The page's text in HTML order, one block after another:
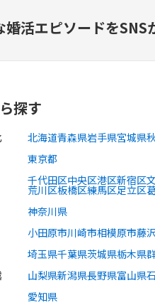
婚活エピソードをSNS
探す
北海道青森県岩手県宮城県
東京都
千代田区中央区港区新宿区
荒川区板橋区練馬区足立区
神奈川県
小田原市川崎市相模原市藤
埼玉県千葉県茨城県栃木県
山梨県新潟県長野県富山県
愛知県